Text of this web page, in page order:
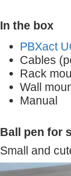
In the box
PBXact
Cables
Rack
Wall
Manual
Ball pen for
Small and